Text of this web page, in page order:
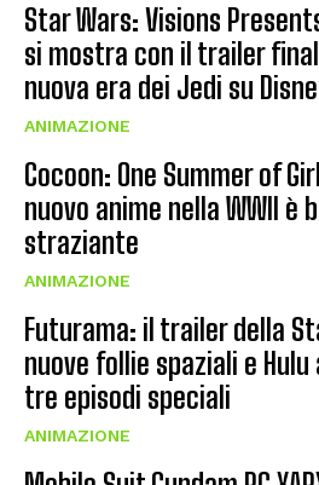
Star Wars: Visions
si mostra con il trailer
nuova era dei Jedi su
ANIMAZIONE
Cocoon: One Summer of
nuovo anime nella WWII è
straziante
ANIMAZIONE
Futurama: il trailer della
nuove follie spaziali e
tre episodi speciali
ANIMAZIONE